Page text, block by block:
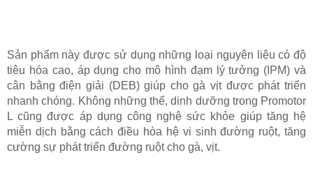
Sản phẩm này được sử dụng những loại nguyên liệu có độ
tiêu hóa cao, áp dụng cho mô hình đạm lý tưởng (IPM) và
cân bằng điện giải (DEB) giúp cho gà vịt được phát triển
nhanh chóng. Không những thế, dinh dưỡng trong Promotor
L cũng được áp dụng công nghệ sức khỏe giúp tăng hệ
miễn dịch bằng cách điều hòa hệ vi sinh đường ruột, tăng
cường sự phát triển đường ruột cho gà, vịt.